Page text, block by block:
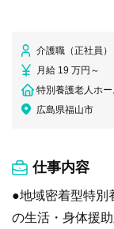
介護職（正社員）
月給 19 万円～
特別養護老人ホー
広島県福山市
仕事内容
●地域密着型特別
の生活・身体援